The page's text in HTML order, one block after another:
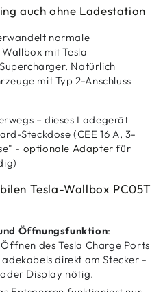
auch ohne Ladestation
normale
mit Tesla
Natürlich
mit Typ 2-Anschluss
– dieses Ladegerät
Steckdose (CEE 16 A, 3-
- optionale Adapter für
Tesla-Wallbox PC05T
Öffnungsfunktion:
des Tesla Charge Ports
direkt am Stecker -
Display nötig.